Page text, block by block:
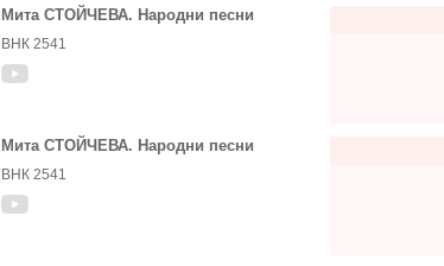
Мита СТОЙЧЕВА. Народни песни
ВНК 2541
Мита СТОЙЧЕВА. Народни песни
ВНК 2541